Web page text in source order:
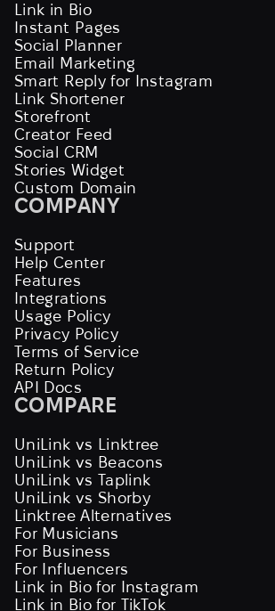
Link in Bio
Instant Pages
Social Planner
Email Marketing
Smart Reply for Instagram
Link Shortener
Storefront
Creator Feed
Social CRM
Stories Widget
Custom Domain
COMPANY
Support
Help Center
Features
Integrations
Usage Policy
Privacy Policy
Terms of Service
Return Policy
API Docs
COMPARE
UniLink vs Linktree
UniLink vs Beacons
UniLink vs Taplink
UniLink vs Shorby
Linktree Alternatives
For Musicians
For Business
For Influencers
Link in Bio for Instagram
Link in Bio for TikTok